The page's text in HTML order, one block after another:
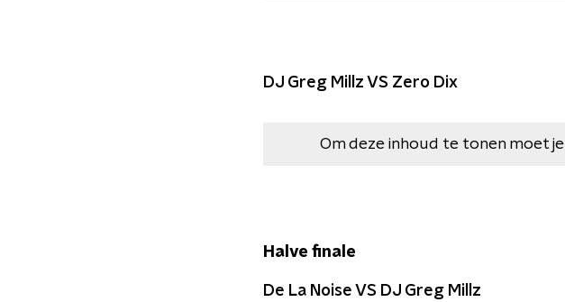
DJ Greg Millz VS Zero Dix
Om deze inhoud te tonen moet je
Halve finale
De La Noise VS DJ Greg Millz